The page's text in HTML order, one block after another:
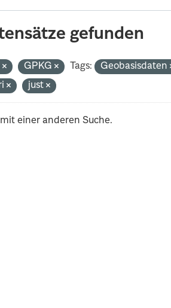
gefunden
GPKG Tags: Geobasisdaten
just
einer anderen Suche.